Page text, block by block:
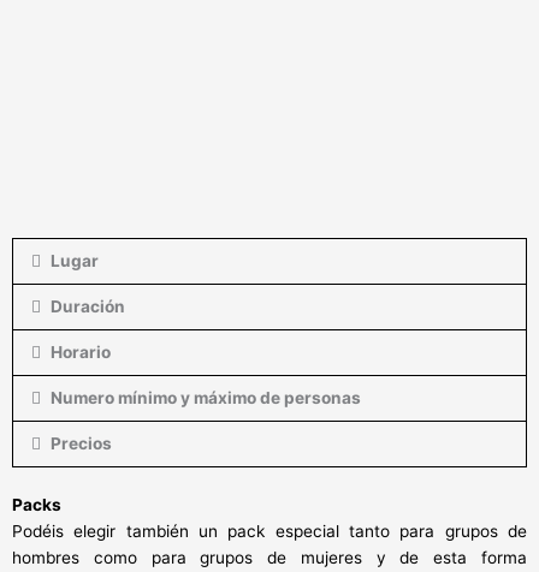
Lugar
Duración
Horario
Numero mínimo y máximo de personas
Precios
Packs
Podéis elegir también un pack especial tanto para grupos de
hombres como para grupos de mujeres y de esta forma